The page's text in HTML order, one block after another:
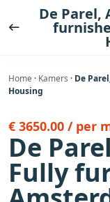
naar
De Parel,
Home · Kamers · De
Housing
€ 3650.00 / per
De
Fully